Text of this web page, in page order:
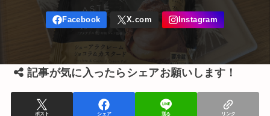
記事が気に入ったらシェアお願いします！
ポスト シェア 送る リンク